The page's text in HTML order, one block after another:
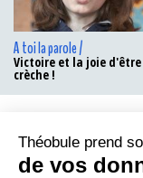
A toi la parole /
Victoire et la joie
crèche !
Le Théo-
Théobule prend
de vos